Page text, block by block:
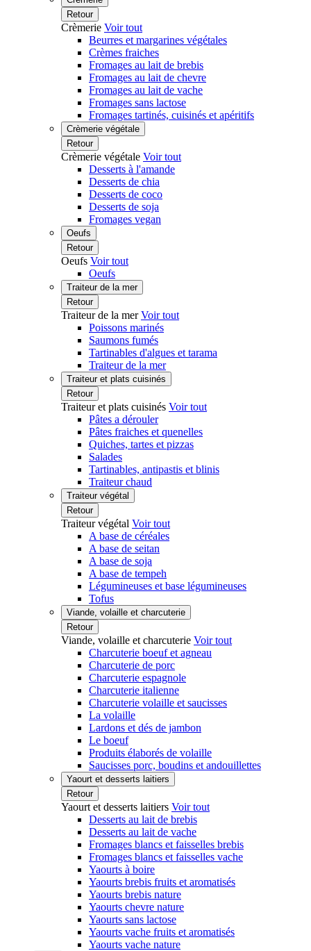
Retour
Crèmerie Voir tout
Beurres et margarines végétales
Crèmes fraiches
Fromages au lait de brebis
Fromages au lait de chevre
Fromages au lait de vache
Fromages sans lactose
Fromages tartinés, cuisinés et apéritifs
Crèmerie végétale
Retour
Crèmerie végétale Voir tout
Desserts à l'amande
Desserts de chia
Desserts de coco
Desserts de soja
Fromages vegan
Oeufs
Retour
Oeufs Voir tout
Oeufs
Traiteur de la mer
Retour
Traiteur de la merVoir tout
Poissons marinés
Saumons fumés
Tartinables d'algues et tarama
Traiteur de la mer
Traiteur et plats cuisinés
Retour
Traiteur et plats cuisinés Voir tout
Pâtes a dérouler
Pâtes fraiches et quenelles
Quiches, tartes et pizzas
Salades
Tartinables, antipastis et blinis
Traiteur chaud
Traiteur végétal
Retour
Traiteur végétal Voir tout
A base de céréales
A base de seitan
A base de soja
A base de tempeh
Légumineuses et base légumineuses
Tofus
Viande, volaille et charcuterie
Retour
Viande, volaille et charcuterie Voir tout
Charcuterie boeuf et agneau
Charcuterie de porc
Charcuterie espagnole
Charcuterie italienne
Charcuterie volaille et saucisses
La volaille
Lardons et dés de jambon
Le boeuf
Produits élaborés de volaille
Saucisses porc, boudins et andouillettes
Yaourt et desserts laitiers
Retour
Yaourt et desserts laitiers Voir tout
Desserts au lait de brebis
Desserts au lait de vache
Fromages blancs et faisselles brebis
Fromages blancs et faisselles vache
Yaourts à boire
Yaourts brebis fruits et aromatisés
Yaourts brebis nature
Yaourts chevre nature
Yaourts sans lactose
Yaourts vache fruits et aromatisés
Yaourts vache nature